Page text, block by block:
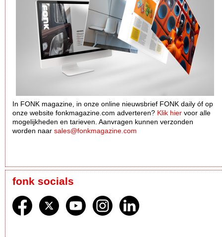
In FONK magazine, in onze online nieuwsbrief FONK daily óf op
onze website fonkmagazine.com adverteren? Klik hier voor alle
mogelijkheden en tarieven. Aanvragen kunnen verzonden
worden naar sales@fonkmagazine.com
fonk socials